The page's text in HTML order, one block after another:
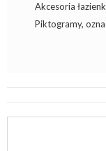
Akcesoria
Piktogramy,